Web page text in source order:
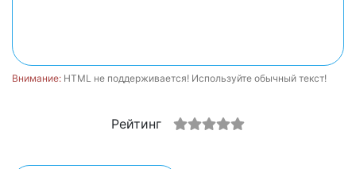
Внимание: HTML не поддерживается! Используйте обычный текст!
Рейтинг